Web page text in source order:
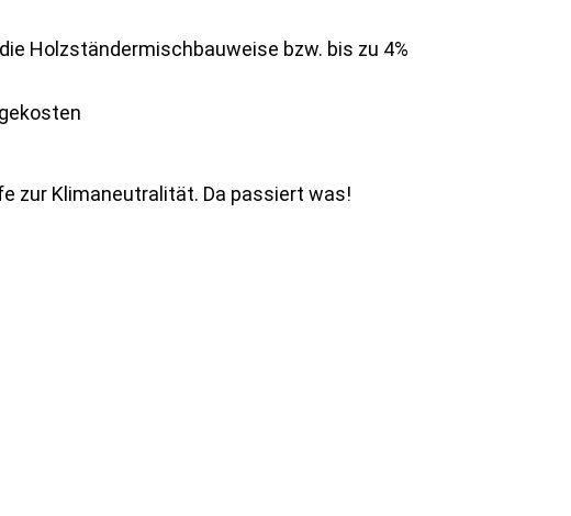
Holzständermischbauweise bzw. bis zu 4%
zur Klimaneutralität. Da passiert was!